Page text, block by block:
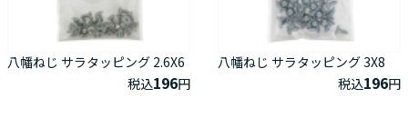
八幡ねじ サラタッピング 2.6X6
税込196円
八幡ねじ サラタッピング 3X8
税込196円